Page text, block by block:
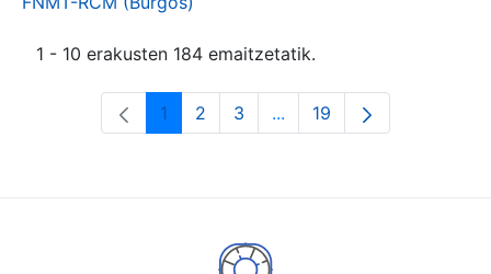
1 - 10 erakusten 184 emaitzetatik.
Orrialdea
1 Orrialdea
2 Orrialdea
3 ...Intermediate Pages Use
Orrialdea
19